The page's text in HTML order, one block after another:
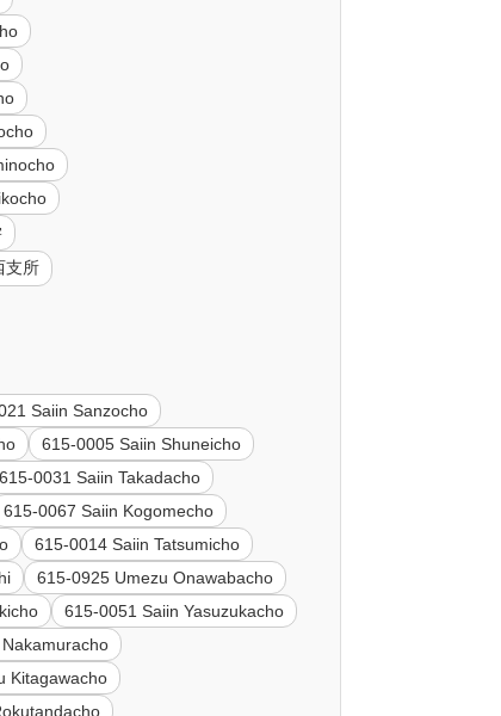
支所
Saiin Sanzocho
615-0005 Saiin Shuneicho
615-0031 Saiin Takadacho
615-0067 Saiin Kogomecho
615-0014 Saiin Tatsumicho
615-0925 Umezu Onawabacho
615-0051 Saiin Yasuzukacho
Kitagawacho